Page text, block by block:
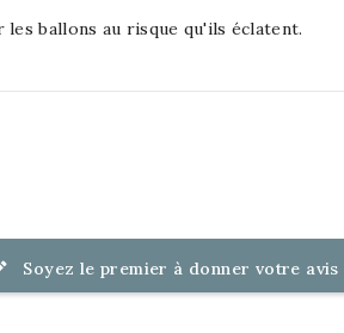
ballons au risque qu'ils éclatent.
Soyez le premier à donner votre avis